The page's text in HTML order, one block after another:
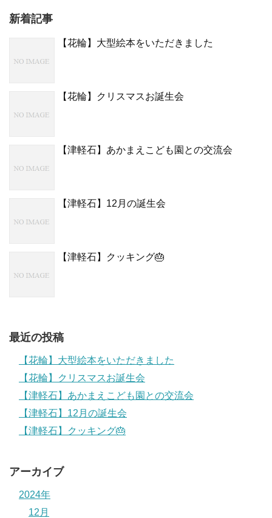
新着記事
【花輪】大型絵本をいただきました
【花輪】クリスマスお誕生会
【津軽石】あかまえこども園との交流会
【津軽石】12月の誕生会
【津軽石】クッキング🎂
最近の投稿
【花輪】大型絵本をいただきました
【花輪】クリスマスお誕生会
【津軽石】あかまえこども園との交流会
【津軽石】12月の誕生会
【津軽石】クッキング🎂
アーカイブ
2024年
12月